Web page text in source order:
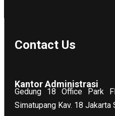
Contact Us
Kantor Administrasi
Gedung 18 Office Park
Simatupang Kav. 18 Jakarta